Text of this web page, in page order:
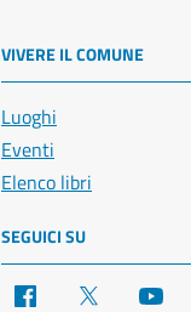
VIVERE IL COMUNE
Luoghi
Eventi
Elenco libri
SEGUICI SU
Facebook